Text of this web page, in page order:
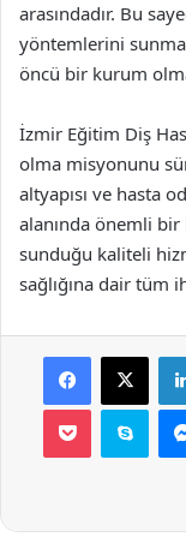
arasındadır. Bu
yöntemlerini sunma
öncü bir kurum
İzmir Eğitim Diş
olma misyonunu
altyapısı ve hasta
alanında önemli bir
sunduğu kaliteli
sağlığına dair tüm
Facebook
X
Pocket